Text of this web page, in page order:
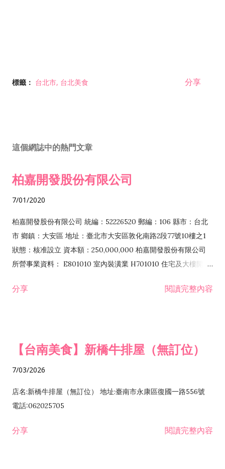
標籤： 台北市 台北美食 分享
這個網誌中的熱門文章
柏嘉開發股份有限公司
7/01/2020
柏嘉開發股份有限公司 統編：52226520 郵編：106 縣市：台北
市 鄉鎮：大安區 地址：臺北市大安區敦化南路2段77號10樓之1
狀態：核准設立 資本額：250,000,000 柏嘉開發股份有限公司
所營事業資料： E801010 室內裝潢業 H701010 住宅及大樓開發
發業 H703090 不動產買賣業 H703100 不動產租賃業 I503010
分享 閱讀完整內容
【台南美食】新橋牛排屋（無訂位）
7/03/2026
店名:新橋牛排屋（無訂位） 地址:臺南市永康區復國一路556號
電話:062025705
分享 閱讀完整內容